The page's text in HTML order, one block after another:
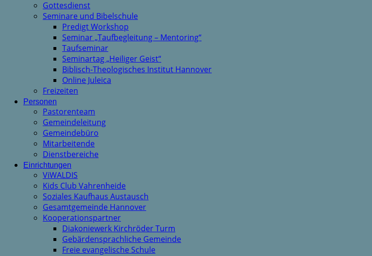
Gottesdienst
Seminare und Bibelschule
Predigt Workshop
Seminar „Taufbegleitung – Mentoring“
Taufseminar
Seminartag „Heiliger Geist“
Biblisch-Theologisches Institut Hannover
Online Juleica
Freizeiten
Personen
Pastorenteam
Gemeindeleitung
Gemeindebüro
Mitarbeitende
Dienstbereiche
Einrichtungen
ViWALDIS
Kids Club Vahrenheide
Soziales Kaufhaus Austausch
Gesamtgemeinde Hannover
Kooperationspartner
Diakoniewerk Kirchröder Turm
Gebärdensprachliche Gemeinde
Freie evangelische Schule